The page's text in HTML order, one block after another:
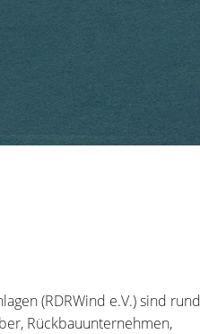
(RDRWind e.V.) sind rund
Rückbauunternehmen,